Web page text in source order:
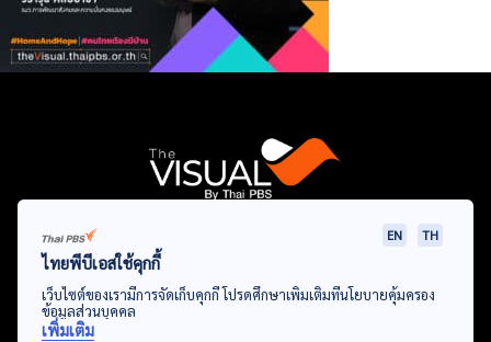
Data VizArticles Topics
ไทยพีบีเอสใช้คุกกี้
EN TH
เว็บไซต์ของเรามีการจัดเก็บคุกกี้ โปรดศึกษาเพิ่มเติมที่นโยบายคุ้มครอง
ข้อมูลส่วนบุคคล
เพิ่มเติม